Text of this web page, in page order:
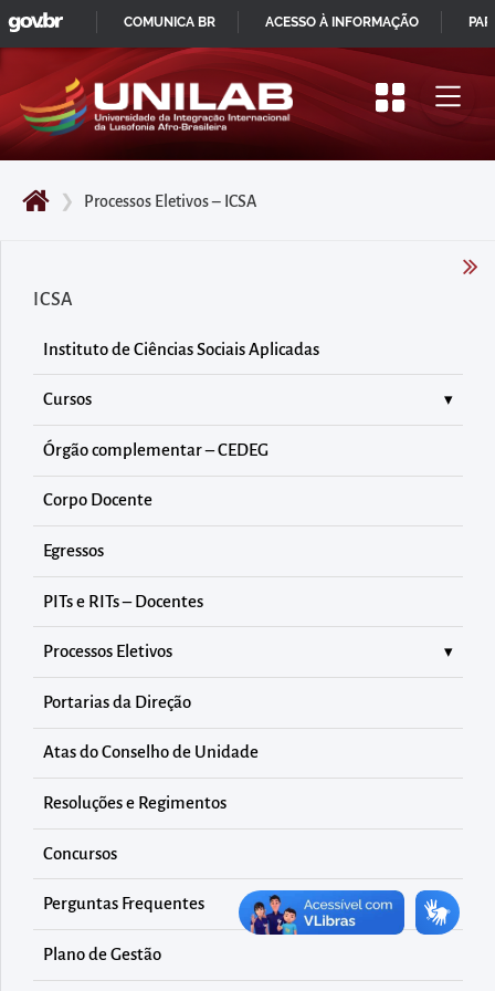
Pular
para
início
do
principal
Acessar
menu
principal
Acessar
diretamente
à
área
para
realizar
buscas
diretamente
as
informações
postas
no
rodapé
❯ Processos Eletivos – ICSA
ICSA
Instituto de Ciências Sociais Aplicadas
Cursos
Órgão complementar – CEDEG
Corpo Docente
Egressos
PITs e RITs – Docentes
Processos Eletivos
Portarias da Direção
Atas do Conselho de Unidade
Resoluções e Regimentos
Concursos
Perguntas Frequentes
Plano de Gestão
IR
PARA
CONTEÚDO
GOVBR
COMUNICA BR ACESSO À INFORMAÇÃO